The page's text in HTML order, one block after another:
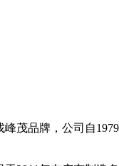
峰茂品牌，公司自